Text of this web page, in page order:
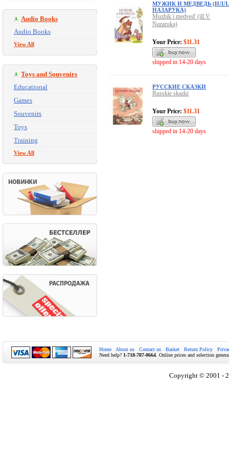
Audio Books
Audio Books
View All
Toys and Souvenirs
Educational
Games
Souvenirs
Toys
Training
View All
МУЖИК И МЕДВЕДЬ
НАЗАРУКА)
Muzhik i medved' (ill.V.
Nazaruka)
Your Price: $11.31
shipped in 14-20 days
РУССКИЕ СКАЗКИ
Russkie skazki
Your Price: $11.31
shipped in 14-20 days
Home About us Contact us Basket Return Policy
Need help? 1-718-787-0664 . Online prices and selection
Copyright © 2001 -